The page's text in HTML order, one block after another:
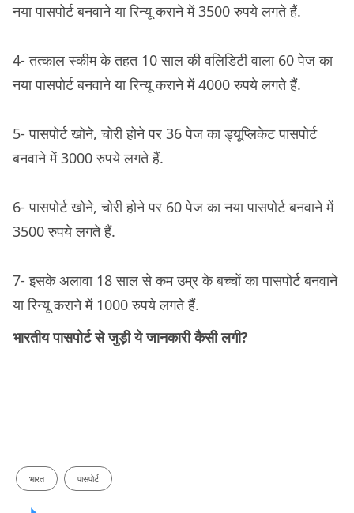
नया पासपोर्ट बनवाने या रिन्यू कराने में 3500 रुपये लगते हैं.
4- तत्काल स्कीम के तहत 10 साल की वलिडिटी वाला 60 पेज का
नया पासपोर्ट बनवाने या रिन्यू कराने में 4000 रुपये लगते हैं.
5- पासपोर्ट खोने, चोरी होने पर 36 पेज का ड्यूप्लिकेट पासपोर्ट
बनवाने में 3000 रुपये लगते हैं.
6- पासपोर्ट खोने, चोरी होने पर 60 पेज का नया पासपोर्ट बनवाने में
3500 रुपये लगते हैं.
7- इसके अलावा 18 साल से कम उम्र के बच्चों का पासपोर्ट बनवाने
या रिन्यू कराने में 1000 रुपये लगते हैं.
भारतीय पासपोर्ट से जुड़ी ये जानकारी कैसी लगी?
भारत पासपोर्ट